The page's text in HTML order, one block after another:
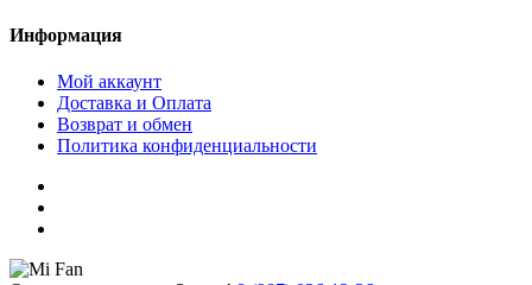
Информация
Мой аккаунт
Доставка и Оплата
Возврат и обмен
Политика конфиденциальности